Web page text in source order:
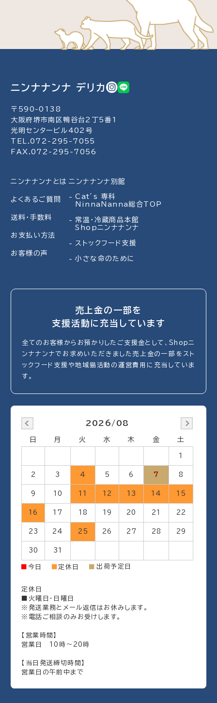
ニンナナンナ デリカ
〒590-0138
大阪府堺市南区鴨谷台2丁5番1
光明センタービル402号
TEL.072-295-7055
FAX.072-295-7056
ニンナナンナとは
よくあるご質問
送料・手数料
お支払い方法
お客様の声
ニンナナンナ別館
Cat’s 専科
NinnaNanna総合TOP
常温・冷蔵商品本館
Shopニンナナンナ
ストックフード支援
小さな命のために
売上金の一部を
支援活動に充当しています
全てのお客様からお預かりしたご支援金として、Shopニ
ンナナンナでお求めいただきました売上金の一部をスト
ックフード支援や地域猫活動の運営費用に充当していま
す。
2026/08
日 月 火 水 木 金 土
1
2 3 4 5 6 7 8
9 10 11 12 13 14 15
16 17 18 19 20 21 22
23 24 25 26 27 28 29
30 31
今日 定休日 出荷予定日
定休日
■火曜日・日曜日
※発送業務とメール返信はお休みします。
※電話ご相談のみお受けします。
【営業時間】
営業日 10時～20時
【当日発送締切時間】
営業日の午前中まで